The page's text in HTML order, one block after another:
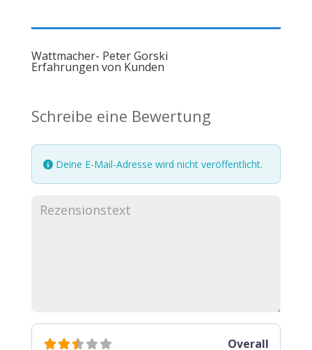
Wattmacher- Peter Gorski
Erfahrungen von Kunden
Schreibe eine Bewertung
Deine E-Mail-Adresse wird nicht veröffentlicht.
Overall